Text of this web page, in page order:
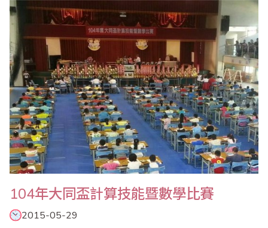
104年大同盃計算技能暨數學比賽
2015-05-29